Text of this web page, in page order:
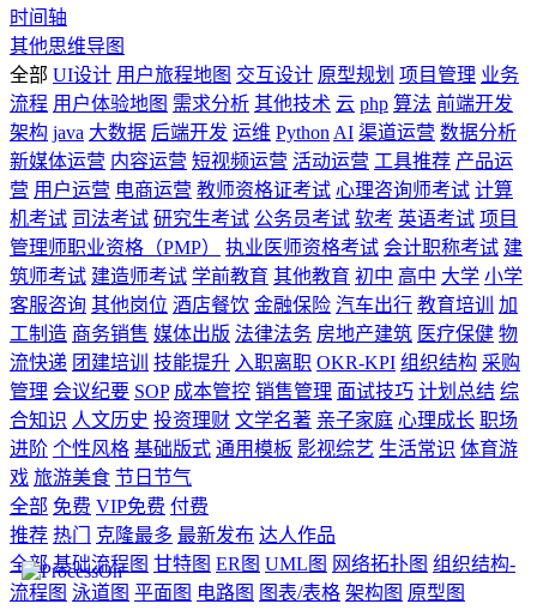
时间轴
其他思维导图
全部 UI设计 用户旅程地图 交互设计 原型规划 项目管理 业务
流程 用户体验地图 需求分析 其他技术 云 php 算法 前端开发
架构 java 大数据 后端开发 运维 Python AI 渠道运营 数据分析
新媒体运营 内容运营 短视频运营 活动运营 工具推荐 产品运
营 用户运营 电商运营 教师资格证考试 心理咨询师考试 计算
机考试 司法考试 研究生考试 公务员考试 软考 英语考试 项目
管理师职业资格（PMP）
执业医师资格考试 会计职称考试 建
筑师考试 建造师考试 学前教育 其他教育 初中 高中 大学 小学
客服咨询 其他岗位 酒店餐饮 金融保险 汽车出行 教育培训
加
工制造 商务销售 媒体出版 法律法务 房地产建筑 医疗保健 物
流快递 团建培训 技能提升 入职离职 OKR-KPI 组织结构 采购
管理 会议纪要 SOP 成本管控 销售管理 面试技巧 计划总结 综
合知识 人文历史 投资理财 文学名著 亲子家庭 心理成长 职场
进阶 个性风格 基础版式 通用模板 影视综艺 生活常识 体育游
戏 旅游美食 节日节气
全部 免费 VIP免费 付费
推荐 热门 克隆最多 最新发布 达人作品
全部 基础流程图 甘特图 ER图 UML图 网络拓扑图 组织结构-
流程图 泳道图 平面图 电路图 图表/表格 架构图 原型图